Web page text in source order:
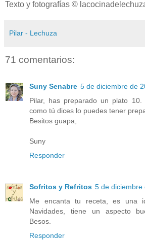
Texto y fotografías ©
Pilar - Lechuza
71 comentarios:
Suny Senabre 5 de diciembre de
Pilar, has preparado un plato
como tú dices lo puedes tener
Besitos guapa,
Suny
Responder
Sofritos y Refritos 5 de diciembre
Me encanta tu receta, es una
Navidades, tiene un aspecto
Besos.
Responder